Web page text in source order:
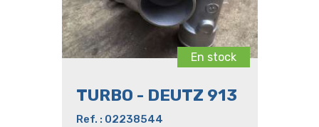
En stock
TURBO - DEUTZ 913
Ref. : 02238544